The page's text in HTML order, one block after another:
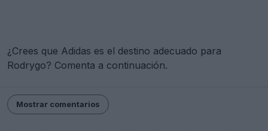
¿Crees que Adidas es el destino adecuado para
Rodrygo? Comenta a continuación.
Mostrar comentarios